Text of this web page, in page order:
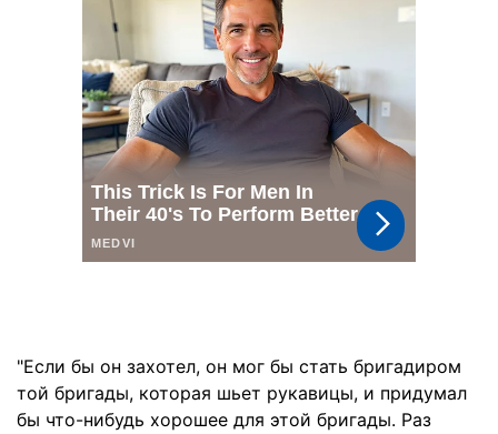
"Если бы он захотел, он мог бы стать бригадиром
той бригады, которая шьет рукавицы, и придумал
бы что-нибудь хорошее для этой бригады. Раз